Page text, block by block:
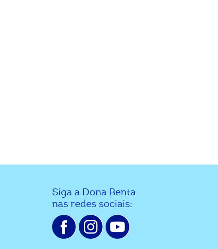
Siga a Dona Benta
nas redes sociais: